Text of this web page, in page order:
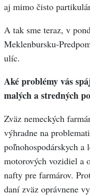
aj mimo čisto
A tak sme teraz, v
Meklenbursku-
ulíc.
Aké problémy vás
malých a stredných
Zväz nemeckých
výhradne na
poľnohospodárskych a
motorových vozidiel a
nafty pre farmárov.
daní zväz oprávnene